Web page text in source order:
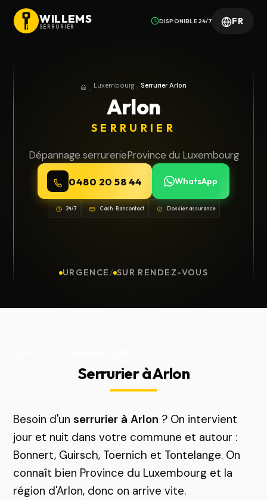
WILLEMS
SERRURIER
DISPONIBLE 24/7 FR
AccueilProvince du Luxembourg
Luxembourg Serrurier Arlon
Arlon
SERRURIER
Dépannage serrurerieProvince du Luxembourg
0480 20 58 44 WhatsApp
24/7 Cash · Bancontact Dossier assurance
URGENCE / SUR RENDEZ-VOUS
Serrurier à Arlon
Besoin d'unserrurier à Arlon ? On intervient
jour et nuit dans votre commune et autour :
Bonnert, Guirsch, Toernich et Tontelange. On
connaît bien Province du Luxembourg et la
région d'Arlon, donc on arrive vite.